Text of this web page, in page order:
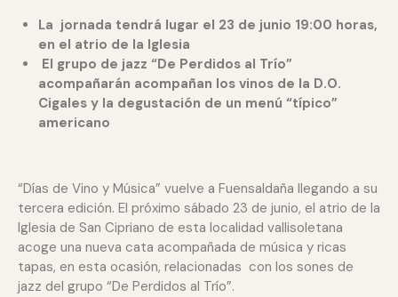
La jornada tendrá lugar el 23 de junio 19:00 horas,
en el atrio de la Iglesia
El grupo de jazz “De Perdidos al Trío”
acompañarán acompañan los vinos de la D.O.
Cigales y la degustación de un menú “típico”
americano
“Días de Vino y Música” vuelve a Fuensaldaña llegando a su
tercera edición. El próximo sábado 23 de junio, el atrio de la
Iglesia de San Cipriano de esta localidad vallisoletana
acoge una nueva cata acompañada de música y ricas
tapas, en esta ocasión, relacionadas con los sones de
jazz del grupo “De Perdidos al Trío”.